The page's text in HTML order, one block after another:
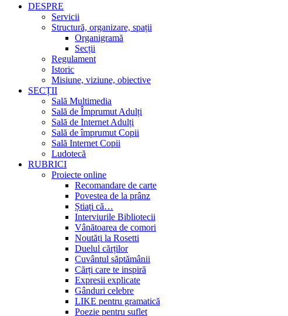
DESPRE
Servicii
Structură, organizare, spații
Organigramă
Secții
Regulament
Istoric
Misiune, viziune, obiective
SECȚII
Sală Multimedia
Sală de Împrumut Adulți
Sală de Internet Adulți
Sală de împrumut Copii
Sală Internet Copii
Ludotecă
RUBRICI
Proiecte online
Recomandare de carte
Povestea de la prânz
Știați că…
Interviurile Bibliotecii
Vânătoarea de comori
Noutăți la Rosetti
Duelul cărților
Cuvântul săptămânii
Cărți care te inspiră
Expresii explicate
Gânduri celebre
LIKE pentru gramatică
Poezie pentru suflet